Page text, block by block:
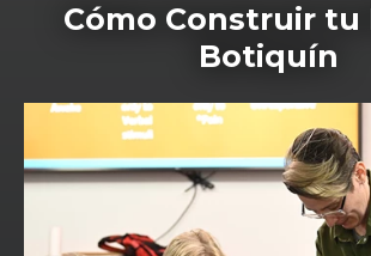
Cómo Construir tu
Botiquín